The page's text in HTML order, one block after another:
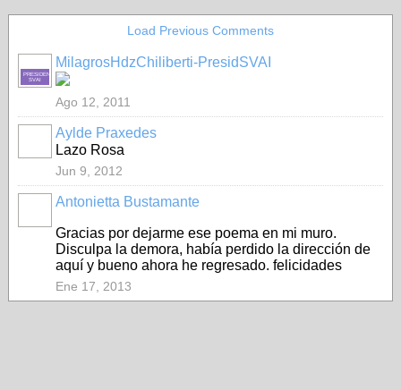
Load Previous Comments
PRESIDENTE-
SVAI
MilagrosHdzChiliberti-PresidSVAI
Ago 12, 2011
Aylde Praxedes
Lazo Rosa
Jun 9, 2012
Antonietta Bustamante
Gracias por dejarme ese poema en mi muro.
Disculpa la demora, había perdido la dirección de
aquí y bueno ahora he regresado. felicidades
Ene 17, 2013